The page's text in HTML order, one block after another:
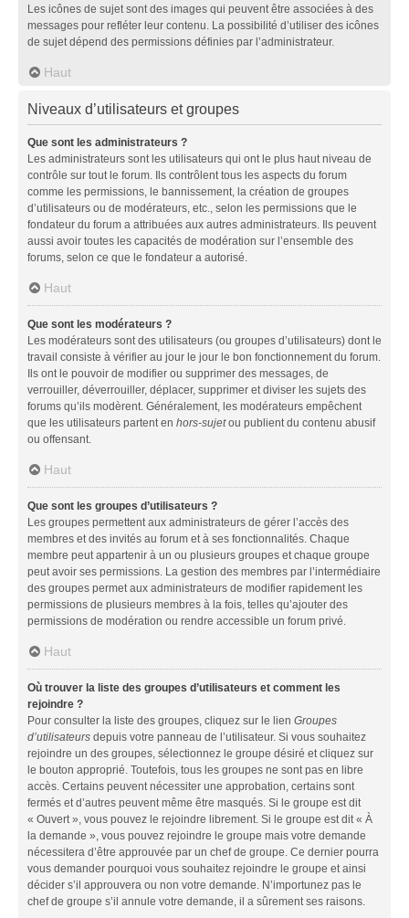
Les icônes de sujet sont des images qui peuvent être associées à des
messages pour refléter leur contenu. La possibilité d’utiliser des icônes
de sujet dépend des permissions définies par l’administrateur.
Haut
Niveaux d’utilisateurs et groupes
Que sont les administrateurs ?
Les administrateurs sont les utilisateurs qui ont le plus haut niveau de
contrôle sur tout le forum. Ils contrôlent tous les aspects du forum
comme les permissions, le bannissement, la création de groupes
d’utilisateurs ou de modérateurs, etc., selon les permissions que le
fondateur du forum a attribuées aux autres administrateurs. Ils peuvent
aussi avoir toutes les capacités de modération sur l’ensemble des
forums, selon ce que le fondateur a autorisé.
Haut
Que sont les modérateurs ?
Les modérateurs sont des utilisateurs (ou groupes d’utilisateurs) dont le
travail consiste à vérifier au jour le jour le bon fonctionnement du forum.
Ils ont le pouvoir de modifier ou supprimer des messages, de
verrouiller, déverrouiller, déplacer, supprimer et diviser les sujets des
forums qu’ils modèrent. Généralement, les modérateurs empêchent
que les utilisateurs partent en hors-sujetou publient du contenu abusif
ou offensant.
Haut
Que sont les groupes d’utilisateurs ?
Les groupes permettent aux administrateurs de gérer l’accès des
membres et des invités au forum et à ses fonctionnalités. Chaque
membre peut appartenir à un ou plusieurs groupes et chaque groupe
peut avoir ses permissions. La gestion des membres par l’intermédiaire
des groupes permet aux administrateurs de modifier rapidement les
permissions de plusieurs membres à la fois, telles qu’ajouter des
permissions de modération ou rendre accessible un forum privé.
Haut
Où trouver la liste des groupes d’utilisateurs et comment les
rejoindre ?
Pour consulter la liste des groupes, cliquez sur le lien Groupes
d’utilisateurs depuis votre panneau de l’utilisateur. Si vous souhaitez
rejoindre un des groupes, sélectionnez le groupe désiré et cliquez sur
le bouton approprié. Toutefois, tous les groupes ne sont pas en libre
accès. Certains peuvent nécessiter une approbation, certains sont
fermés et d’autres peuvent même être masqués. Si le groupe est dit
« Ouvert », vous pouvez le rejoindre librement. Si le groupe est dit « À
la demande », vous pouvez rejoindre le groupe mais votre demande
nécessitera d’être approuvée par un chef de groupe. Ce dernier pourra
vous demander pourquoi vous souhaitez rejoindre le groupe et ainsi
décider s’il approuvera ou non votre demande. N’importunez pas le
chef de groupe s’il annule votre demande, il a sûrement ses raisons.